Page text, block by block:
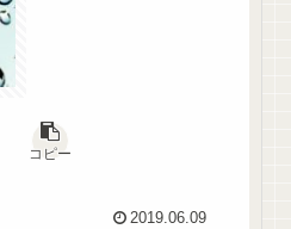
コピー
2019.06.09